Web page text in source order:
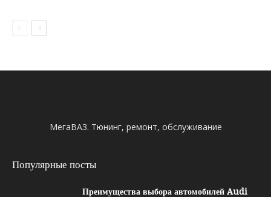
МегаВАЗ. Тюнинг, ремонт, обслуживание
Популярные посты
Преимущества выбора автомобилей Audi